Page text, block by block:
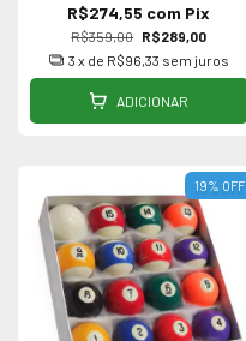
R$359,00 R$289,00
R$274,55 com Pix
3 x de R$96,33 sem juros
ADICIONAR
19% OFF